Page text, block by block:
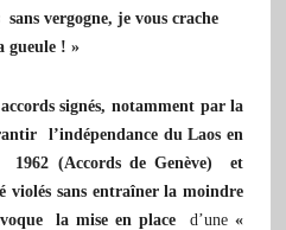
sans vergogne, je vous crache
gueule ! »
signés, notamment par la
l’indépendance du Laos en
(Accords de Genève) et
violés sans entraîner la moindre
la mise en place
d’une«